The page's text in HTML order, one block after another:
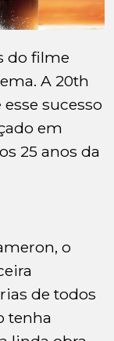
do filme
A 20th
sucesso
em
25 anos da
o
de todos
tenha